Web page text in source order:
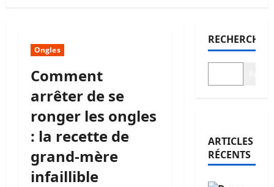
Ongles
Comment
arrêter de se
ronger les ongles
: la recette de
grand-mère
infaillible
RECHERCHER
ARTICLES
RÉCENTS